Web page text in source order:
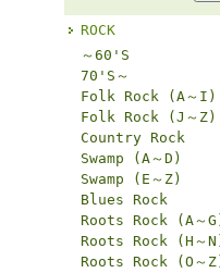
ROCK
～60'S
70'S～
Folk Rock (A～I)
Folk Rock (J～Z)
Country Rock
Swamp (A～D)
Swamp (E～Z)
Blues Rock
Roots Rock (A～
Roots Rock (H～
Roots Rock (O～